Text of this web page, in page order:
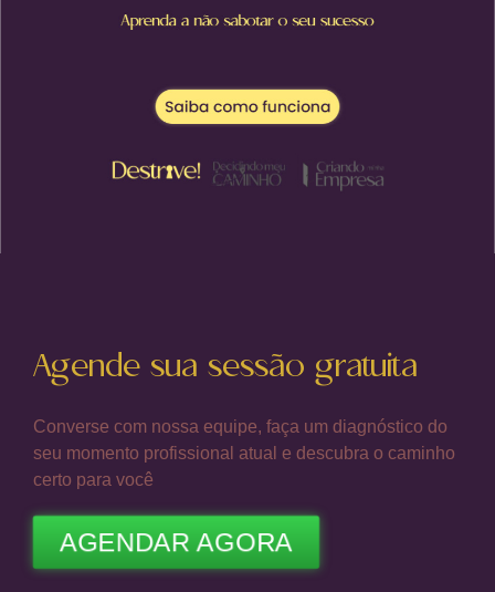
Agende sua sessão gratuita
Converse com nossa equipe, faça um diagnóstico do
seu momento profissional atual e descubra o caminho
certo para você
AGENDAR AGORA